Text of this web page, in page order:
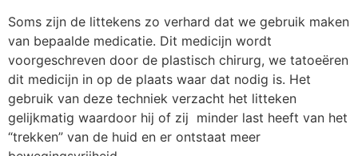
Soms zijn de littekens zo verhard dat we gebruik maken
van bepaalde medicatie. Dit medicijn wordt
voorgeschreven door de plastisch chirurg, we tatoeëren
dit medicijn in op de plaats waar dat nodig is. Het
gebruik van deze techniek verzacht het litteken
gelijkmatig waardoor hij of zij minder last heeft van het
“trekken” van de huid en er ontstaat meer